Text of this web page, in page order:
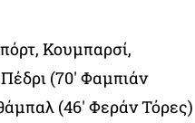
Κουμπαρσί,
(70′ Φαμπιάν
(46′ Φεράν Τόρες)